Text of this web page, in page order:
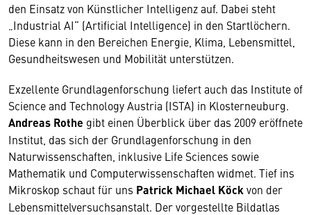
den Einsatz von Künstlicher Intelligenz auf. Dabei steht
„Industrial AI“ (Artificial Intelligence) in den Startlöchern.
Diese kann in den Bereichen Energie, Klima, Lebensmittel,
Gesundheitswesen und Mobilität unterstützen.
Exzellente Grundlagenforschung liefert auch das Institute of
Science and Technology Austria (ISTA) in Klosterneuburg.
Andreas Rothe gibt einen Überblick über das 2009 eröffnete
Institut, das sich der Grundlagenforschung in den
Naturwissenschaften, inklusive Life Sciences sowie
Mathematik und Computerwissenschaften widmet. Tief ins
Mikroskop schaut für uns Patrick Michael Köckvon der
Lebensmittelversuchsanstalt. Der vorgestellte Bildatlas